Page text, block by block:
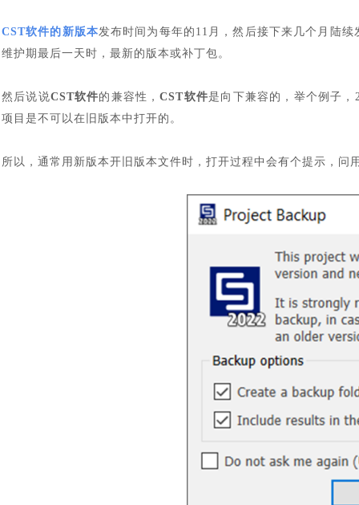
CST软件的新版本发布时间为每年的11月，然后接下来几个月陆
维护期最后一天时，最新的版本或补丁包。
然后说说CST软件的兼容性，CST软件是向下兼容的，举个例子，
项目是不可以在旧版本中打开的。
所以，通常用新版本开旧版本文件时，打开过程中会有个提示，问
汽车交通